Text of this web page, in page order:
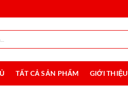
TẤT CẢ SẢN PHẨM GIỚI THIỆU